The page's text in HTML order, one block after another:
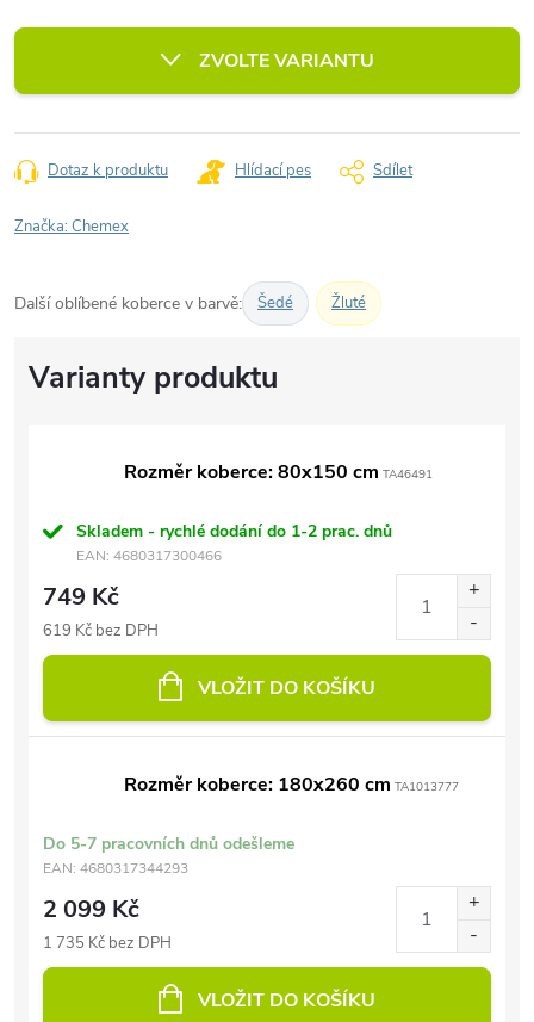
cena:
ZVOLTE VARIANTU
Dotaz k produktu Hlídací pes Sdílet
Značka:Chemex
Další oblíbené koberce v barvě: Šedé Žluté
Rozměr koberce: 80x150 cm TA46491
Skladem - rychlé dodání do 1-2 prac. dnů
EAN: 4680317300466
749 Kč
619 Kč bez DPH
VLOŽIT DO KOŠÍKU
Rozměr koberce: 180x260 cm TA1013777
Do 5-7 pracovních dnů odešleme
EAN: 4680317344293
2 099 Kč
1 735 Kč bez DPH
VLOŽIT DO KOŠÍKU